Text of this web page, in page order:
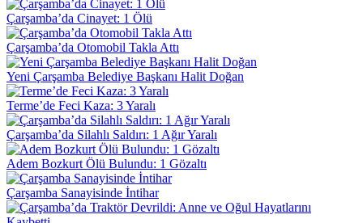
Çarşamba’da Cinayet: 1 Ölü
Çarşamba’da Otomobil Takla Attı
Yeni Çarşamba Belediye Başkanı Halit Doğan
Terme’de Feci Kaza: 3 Yaralı
Çarşamba’da Silahlı Saldırı: 1 Ağır Yaralı
Adem Bozkurt Ölü Bulundu: 1 Gözaltı
Çarşamba Sanayisinde İntihar